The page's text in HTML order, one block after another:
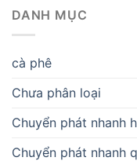
DANH MỤC
cà phê
Chưa phân loại
Chuyển phát nhanh
Chuyển phát nhanh